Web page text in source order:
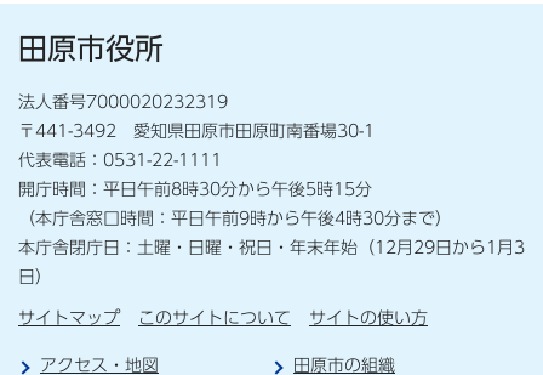
田原市役所
法人番号7000020232319
〒441-3492 愛知県田原市田原町南番場30-1
代表電話：0531-22-1111
開庁時間：平日午前8時30分から午後5時15分
（本庁舎窓口時間：平日午前9時から午後4時30分まで）
本庁舎閉庁日：土曜・日曜・祝日・年末年始（12月29日から1月3
日）
サイトマップ このサイトについて サイトの使い方
アクセス・地図
田原市の組織